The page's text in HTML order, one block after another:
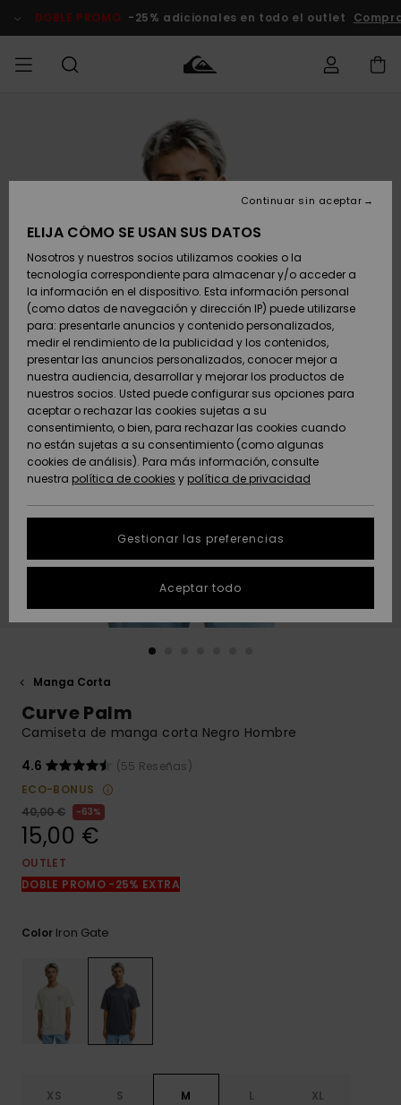
del
DOBLE PROMO -25% adicionales en todo el outlet
Ropa
Zapatos y
chanclas
Surf
Snow
Novedades
Destacados
Ropa
Zapatos y
chanclas
Surf
Snow
Novedades
Destacados
Shop
Destacados
Snow
SURF
Surf Shop
Hombre
Highlights
Comunidad
SNOW
Tienda
Snow
Hombre
Snow Niños
Tienda
Snow Mujer
Destacados
Comunidad
DOBLE
PROMO
Outlet
Hombre
Outlet
Mujer
AYUDA &
CONTACTO
Accede a tu
pedido
Envio
Devoluciones
Pago
Tarjeta de
regalo
Quiksilver
Freedom
Protección de
datos
personales
Inicia una
conversación
la respuesta
más rápida a
respuestas a
las preguntas
contacto.
SOSTENIBILIDAD
Manga Corta
Curve Palm
Camiseta de manga corta Negro Hombre
4.6
(55 Reseñas)
ECO-BONUS
40,00 €
63%
15,00 €
OUTLET
DOBLE PROMO -25% EXTRA
Color Iron Gate
XS S M L XL
ELIJA CÓMO SE USAN SUS DATOS
Nosotros y nuestros socios utilizamos cookies o la
tecnología correspondiente para almacenar y/o acceder a
la información en el dispositivo. Esta información personal
(como datos de navegación y dirección IP) puede utilizarse
para: presentarle anuncios y contenido personalizados,
medir el rendimiento de la publicidad y los contenidos,
presentar las anuncios personalizados, conocer mejor a
nuestra audiencia, desarrollar y mejorar los productos de
nuestros socios. Usted puede configurar sus opciones para
aceptar o rechazar las cookies sujetas a su
consentimiento, o bien, para rechazar las cookies cuando
no están sujetas a su consentimiento (como algunas
cookies de análisis). Para más información, consulte
nuestra política de cookies y política de privacidad
Gestionar las preferencias
Continuar sin aceptar
Aceptar todo